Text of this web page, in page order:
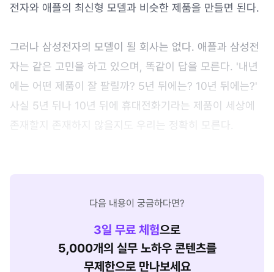
전자와 애플의 최신형 모델과 비슷한 제품을 만들면 된다.
그러나 삼성전자의 모델이 될 회사는 없다. 애플과 삼성전
자는 같은 고민을 하고 있으며, 똑같이 답을 모른다. '내년
에는 어떤 제품이 잘 팔릴까? 5년 뒤에는? 10년 뒤에는?'
사실 5년 뒤나 10년 뒤에 휴대전화기라는 제품이 세상에
존재할지 존재하지 않을지도 우리는 정확히 모른다.
다음 내용이 궁금하다면?
3일 무료 체험으로
5,000개의 실무 노하우 콘텐츠를
무제한으로 만나보세요